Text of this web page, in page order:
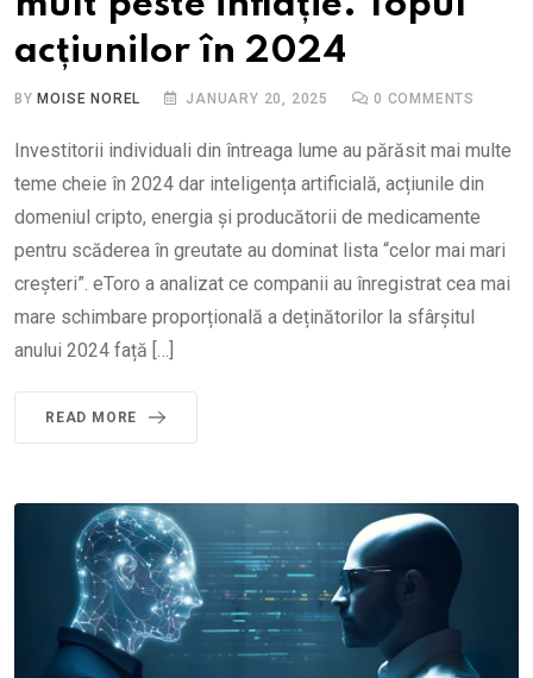
acțiunilor în 2024
BY MOISE NOREL JANUARY 20, 2025 0 COMMENTS
Investitorii individuali din întreaga lume au părăsit mai multe
teme cheie în 2024 dar inteligența artificială, acțiunile din
domeniul cripto, energia și producătorii de medicamente
pentru scăderea în greutate au dominat lista “celor mai mari
creșteri”. eToro a analizat ce companii au înregistrat cea mai
mare schimbare proporțională a deținătorilor la sfârșitul
anului 2024 față […]
READ MORE